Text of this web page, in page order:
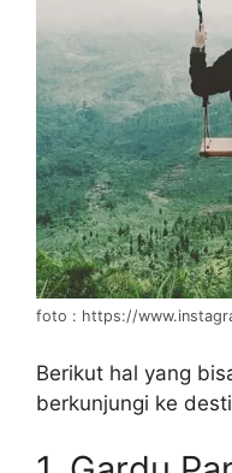
foto : https://
Berikut hal yang
berkunjungi ke